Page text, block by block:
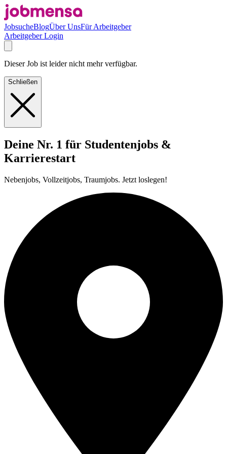
JobsucheBlogÜber UnsFür Arbeitgeber
Arbeitgeber Login
Dieser Job ist leider nicht mehr verfügbar.
Schließen
Deine Nr. 1 für Studentenjobs &
Karrierestart
Nebenjobs, Vollzeitjobs, Traumjobs. Jetzt loslegen!